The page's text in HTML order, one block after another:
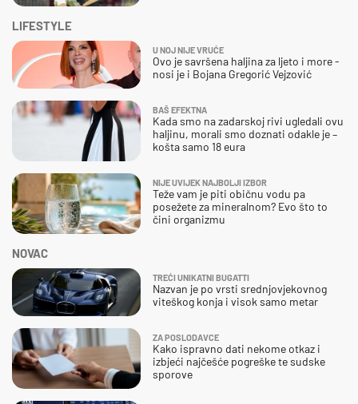
NOVAC
TREĆI UNIKATNI BUGATTI
Nazvan je po vrsti srednjovjekovnog
viteškog konja i visok samo metar
ZA POSLODAVCE
Kako ispravno dati nekome otkaz i
izbjeći najčešće pogreške te sudske
sporove
LIFESTYLE
U NOJ NIJE VRUĆE
Ovo je savršena haljina za ljeto i more -
nosi je i Bojana Gregorić Vejzović
BAŠ EFEKTNA
Kada smo na zadarskoj rivi ugledali ovu
haljinu, morali smo doznati odakle je –
košta samo 18 eura
NIJE UVIJEK NAJBOLJI IZBOR
Teže vam je piti običnu vodu pa
posežete za mineralnom? Evo što to
čini organizmu